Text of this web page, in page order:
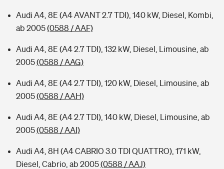
Audi A4, 8E (A4 AVANT 2.7 TDI), 140 kW, Diesel, Kombi,
ab 2005(0588 / AAF)
Audi A4, 8E (A4 2.7 TDI), 132 kW, Diesel, Limousine, ab
2005(0588 / AAG)
Audi A4, 8E (A4 2.7 TDI), 120 kW, Diesel, Limousine, ab
2005(0588 / AAH)
Audi A4, 8E (A4 2.7 TDI), 140 kW, Diesel, Limousine, ab
2005(0588 / AAI)
Audi A4, 8H (A4 CABRIO 3.0 TDI QUATTRO), 171 kW,
Diesel, Cabrio, ab 2005(0588 / AAJ)